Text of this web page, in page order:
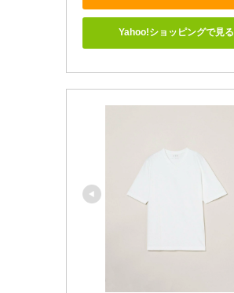
Yahoo!ショッピングで見る